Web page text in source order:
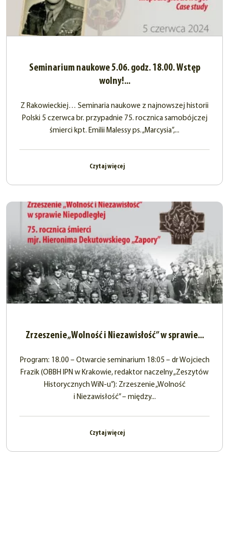
Seminarium naukowe 5.06. godz. 18.00. Wstęp
wolny!...
Z Rakowieckiej… Seminaria naukowe z najnowszej historii
Polski 5 czerwca br. przypadnie 75. rocznica samobójczej
śmierci kpt. Emilii Malessy ps. „Marcysia”,...
Czytaj więcej
Zrzeszenie „Wolność i Niezawisłość” w sprawie...
Program: 18.00 – Otwarcie seminarium 18:05 – dr Wojciech
Frazik (OBBH IPN w Krakowie, redaktor naczelny „Zeszytów
Historycznych WiN-u”): Zrzeszenie „Wolność
i Niezawisłość” – między...
Czytaj więcej